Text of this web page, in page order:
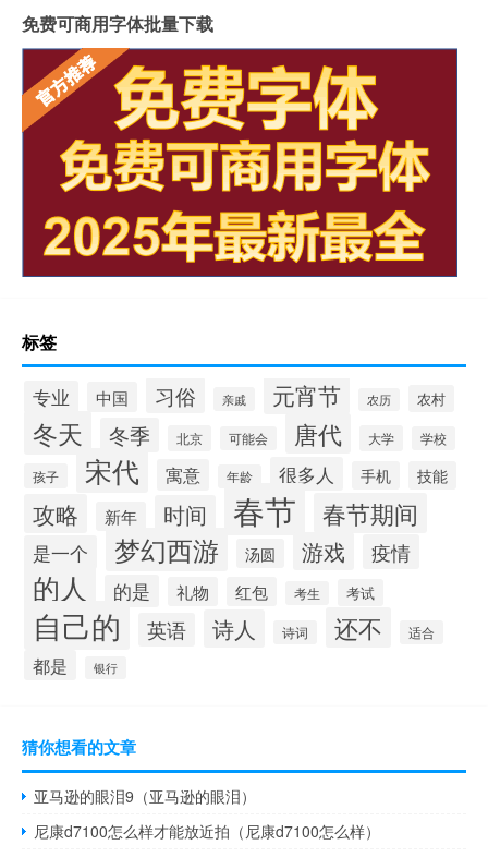
免费可商用字体批量下载
标签
专业 中国 习俗 亲戚 元宵节 农历 农村
冬天 冬季 北京 可能会 唐代 大学 学校
孩子 宋代 寓意 年龄 很多人 手机 技能
攻略 新年 时间 春节 春节期间
是一个 梦幻西游 汤圆 游戏 疫情
的人 的是 礼物 红包 考生 考试
自己的 英语 诗人 诗词 还不 适合
都是 银行
猜你想看的文章
亚马逊的眼泪9（亚马逊的眼泪）
尼康d7100怎么样才能放近拍（尼康d7100怎么样）